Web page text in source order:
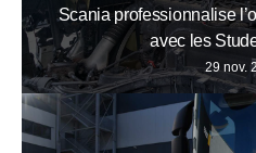
Scania professionnalise
avec les
29 nov.